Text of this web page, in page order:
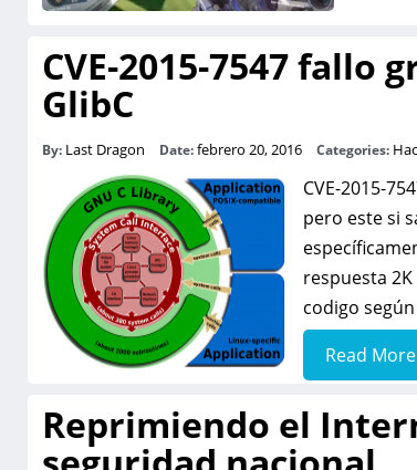
CVE-2015-7547 fallo
GlibC
By: Last Dragon Date:febrero 20, 2016 Categories:
CVE-2015-
pero este si
respuesta
codigo
Read
Reprimiendo el